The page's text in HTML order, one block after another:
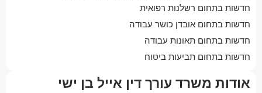
חדשות בתחום רשלנות רפואית
חדשות בתחום אובדן כושר עבודה
חדשות בתחום תאונות עבודה
חדשות בתחום תביעות ביטוח
אודות משרד עורך דין אייל בן ישי